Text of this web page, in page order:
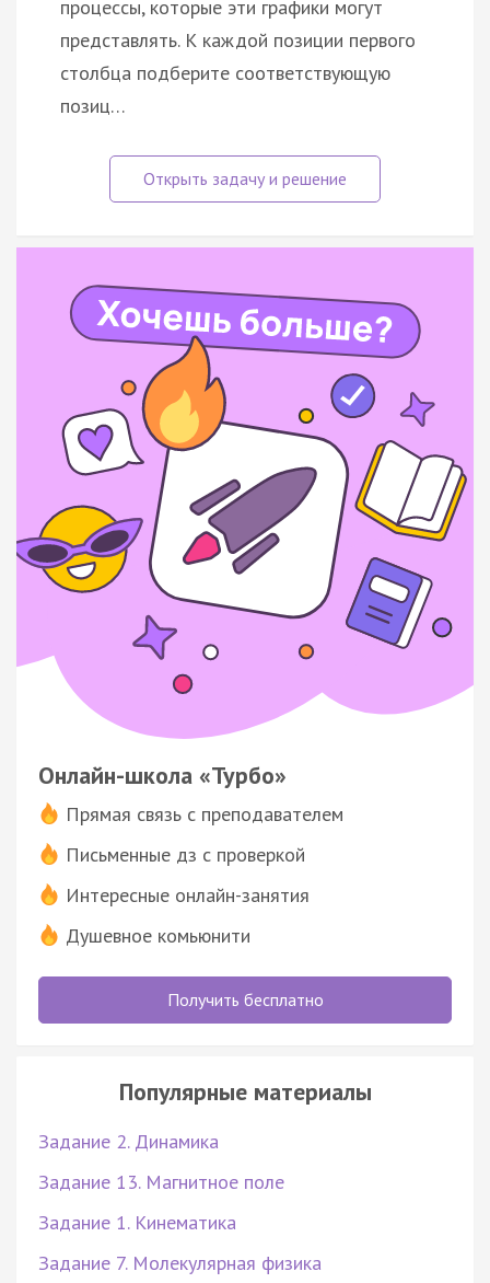
процессы, которые эти графики могут
представлять. К каждой позиции первого
столбца подберите соответствующую
позиц…
Онлайн-школа «Турбо»
Прямая связь с преподавателем
Письменные дз с проверкой
Интересные онлайн-занятия
Душевное комьюнити
Получить бесплатно
Популярные материалы
Задание 2. Динамика
Задание 13. Магнитное поле
Задание 1. Кинематика
Задание 7. Молекулярная физика